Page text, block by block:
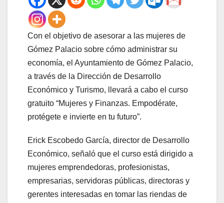
Con el objetivo de asesorar a las mujeres de
Gómez Palacio sobre cómo administrar su
economía, el Ayuntamiento de Gómez Palacio,
a través de la Dirección de Desarrollo
Económico y Turismo, llevará a cabo el curso
gratuito “Mujeres y Finanzas. Empodérate,
protégete e invierte en tu futuro”.
Erick Escobedo García, director de Desarrollo
Económico, señaló que el curso está dirigido a
mujeres emprendedoras, profesionistas,
empresarias, servidoras públicas, directoras y
gerentes interesadas en tomar las riendas de